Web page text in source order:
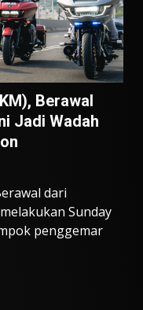
Berawal
Jadi Wadah
dari
Sunday
penggemar